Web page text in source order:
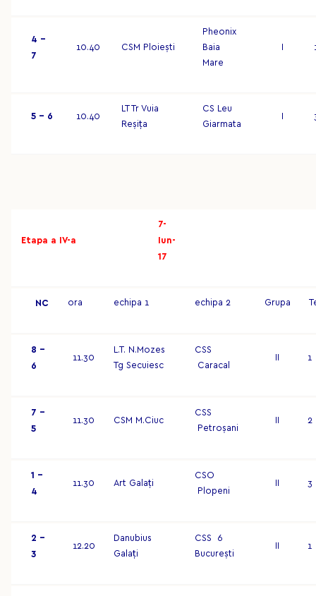
4 –
7
10.40 CSM Ploiești
Pheonix
Baia
Mare
5 – 6 10.40
LT Tr Vuia
Reșița
CS Leu
Giarmata
Etapa a IV-a
7-
Iun-
17
NC ora echipa 1 echipa 2 Grupa
8 –
6
11.30
L.T. N.Mozes
Tg Secuiesc
CSS
Caracal
1
7 –
5
11.30 CSM M.Ciuc
CSS
Petroșani
2
1 –
4
11.30 Art Galați
CSO
Plopeni
3
2 –
3
12.20
Danubius
Galați
CSS 6
București
1